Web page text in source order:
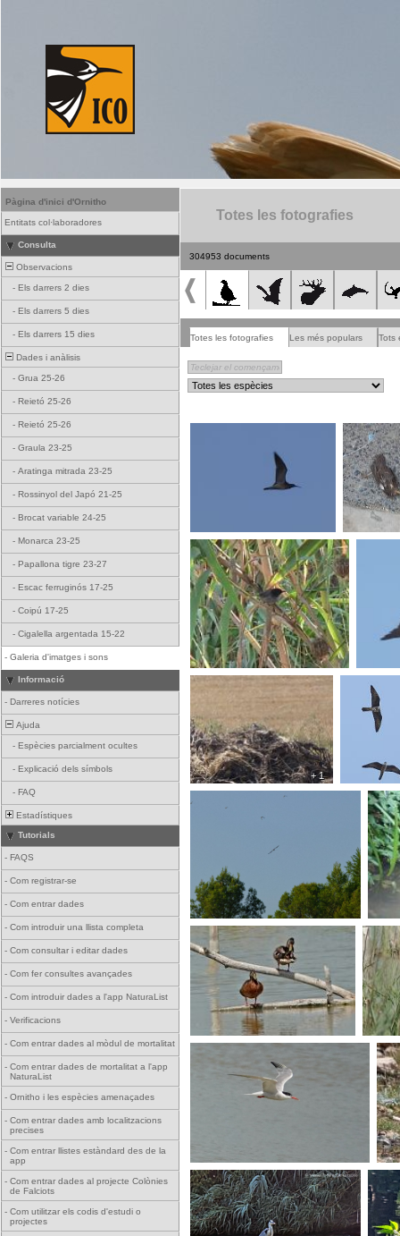
Pàgina d'inici d'Ornitho
Entitats col·laboradores
Consulta
Observacions
- Els darrers 2 dies
- Els darrers 5 dies
- Els darrers 15 dies
Dades i anàlisis
- Grua 25-26
- Reietó 25-26
- Reietó 25-26
- Graula 23-25
- Aratinga mitrada 23-25
- Rossinyol del Japó 21-25
- Brocat variable 24-25
- Monarca 23-25
- Papallona tigre 23-27
- Escac ferruginós 17-25
- Coipú 17-25
- Cigalella argentada 15-22
- Galeria d'imatges i sons
Informació
- Darreres notícies
Ajuda
- Espècies parcialment ocultes
- Explicació dels símbols
- FAQ
Estadístiques
Tutorials
- FAQS
- Com registrar-se
- Com entrar dades
- Com introduir una llista completa
- Com consultar i editar dades
- Com fer consultes avançades
- Com introduir dades a l'app NaturaList
- Verificacions
- Com entrar dades al mòdul de mortalitat
- Com entrar dades de mortalitat a l'app
NaturaList
- Ornitho i les espècies amenaçades
- Com entrar dades amb localitzacions
precises
- Com entrar llistes estàndard des de la
app
- Com entrar dades al projecte Colònies
de Falciots
- Com utilitzar els codis d'estudi o
projectes
Totes les fotografies
304953 documents
Totes les fotografies Les més populars Tots
+ 1